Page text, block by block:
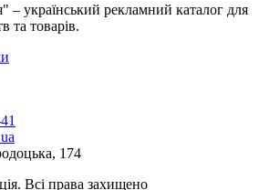
– український рекламний каталог для
та товарів.
174
Всі права захищено